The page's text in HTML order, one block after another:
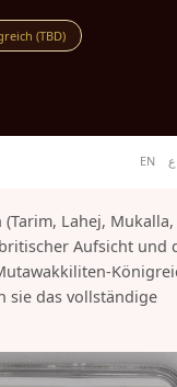
(TBD)
EN ع
Lahej, Mukalla,
Aufsicht und
sie das vollständige